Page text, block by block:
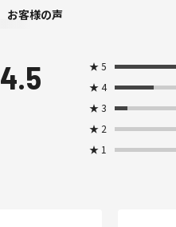
お客様の声
4.5 ★5
★4
★3
★ 2
★ 1